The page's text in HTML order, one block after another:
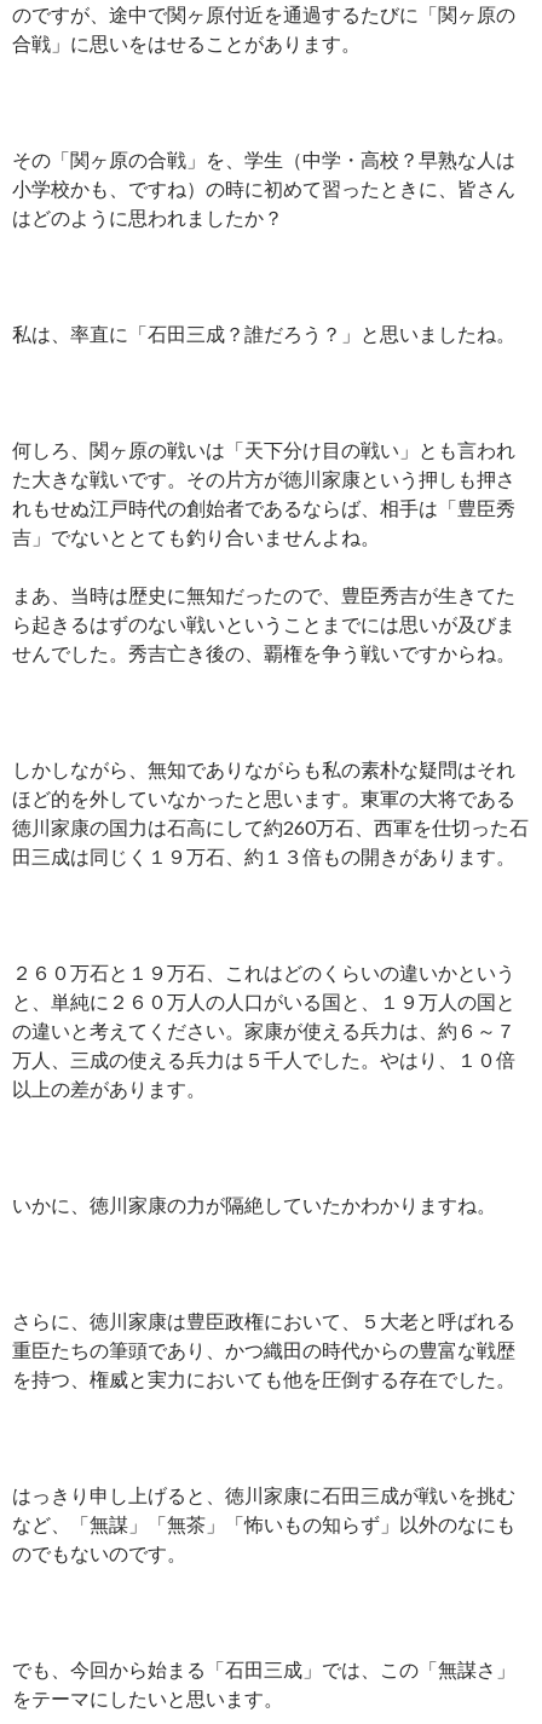
のですが、途中で関ヶ原付近を通過するたびに「関ヶ原の
合戦」に思いをはせることがあります。
その「関ヶ原の合戦」を、学生（中学・高校？早熟な人は
小学校かも、ですね）の時に初めて習ったときに、皆さん
はどのように思われましたか？
私は、率直に「石田三成？誰だろう？」と思いましたね。
何しろ、関ヶ原の戦いは「天下分け目の戦い」とも言われ
た大きな戦いです。その片方が徳川家康という押しも押さ
れもせぬ江戸時代の創始者であるならば、相手は「豊臣秀
吉」でないととても釣り合いませんよね。
まあ、当時は歴史に無知だったので、豊臣秀吉が生きてた
ら起きるはずのない戦いということまでには思いが及びま
せんでした。秀吉亡き後の、覇権を争う戦いですからね。
しかしながら、無知でありながらも私の素朴な疑問はそれ
ほど的を外していなかったと思います。東軍の大将である
徳川家康の国力は石高にして約260万石、西軍を仕切った石
田三成は同じく１９万石、約１３倍もの開きがあります。
２６０万石と１９万石、これはどのくらいの違いかという
と、単純に２６０万人の人口がいる国と、１９万人の国と
の違いと考えてください。家康が使える兵力は、約６～７
万人、三成の使える兵力は５千人でした。やはり、１０倍
以上の差があります。
いかに、徳川家康の力が隔絶していたかわかりますね。
さらに、徳川家康は豊臣政権において、５大老と呼ばれる
重臣たちの筆頭であり、かつ織田の時代からの豊富な戦歴
を持つ、権威と実力においても他を圧倒する存在でした。
はっきり申し上げると、徳川家康に石田三成が戦いを挑む
など、「無謀」「無茶」「怖いもの知らず」以外のなにも
のでもないのです。
でも、今回から始まる「石田三成」では、この「無謀さ」
をテーマにしたいと思います。